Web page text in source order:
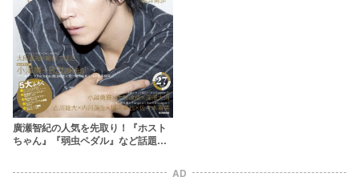
廣瀬智紀の人気を先取り！『ホスト
ちゃん』『弱虫ペダル』など話題舞
AD